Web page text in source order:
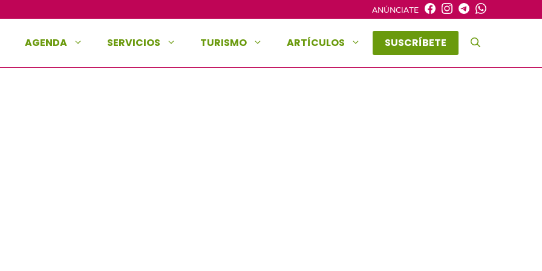
ANÚNCIATE
AGENDA SERVICIOS TURISMO ARTÍCULOS SUSCRÍBETE